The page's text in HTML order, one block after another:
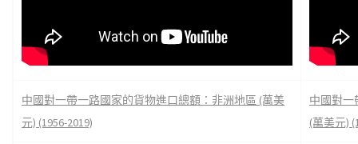
中國對一帶一路國家的貨物進口總額：非洲地區 (萬美
元) (1956-2019)
中國對一
(萬美元)